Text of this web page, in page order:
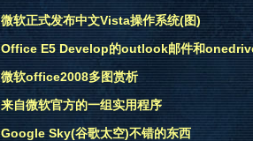
微软正式发布中文Vista操作系统(图)
Office E5 Develop的outlook邮件和
微软office2008多图赏析
来自微软官方的一组实用程序
Google Sky(谷歌太空)不错的东西